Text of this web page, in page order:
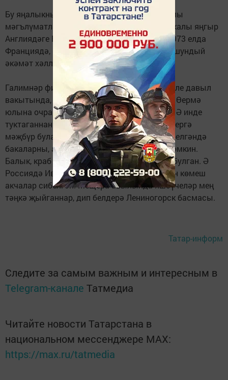
Бу яңалыкны хәбәр итүчеләр башка кызыклы
мәгълүматларны да җиткерә. 1954 елда бакалы яңгыр
Англиядәге Бирмингем шәһәрендә яуган. 1973 елда
Франциядә, ә 1974 елда Төркмәнстанда да шундый
әкәмәт хәлләр күзәтелгән.
Галимнәр фикеренчә, бакалы яңгыр бик көчле давыл
вакытында, ягъни өермә күтәрелгәндә ява. Өермә
юлына очраган бөтен әйберне үзенә суыра. Ә инде
туктаганнан соң бар әйбер кабат җиргә төшергә
мәҗбүр була. Өермә сазлык өстеннән күтәрелгәндә
бакаларны, андагы пычракны суырырга мөмкин.
Балык, краб яңгырлары яуган очраклар да булган. Ә
Россиядә Иван Горозный заманында күктән көмеш
акчалар сибелгән. Мещера авылында яшәүчеләр мең
тәңкә җыйганнар, дип белдерә Лениногорск басмасы.
Татар-информ
Следите за самым важным и интересным в
Telegram-канале Татмедиа
Читайте новости Татарстана в
национальном мессенджере MАХ:
https://max.ru/tatmedia